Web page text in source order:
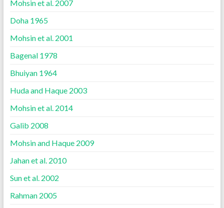
Mohsin et al. 2007
Doha 1965
Mohsin et al. 2001
Bagenal 1978
Bhuiyan 1964
Huda and Haque 2003
Mohsin et al. 2014
Galib 2008
Mohsin and Haque 2009
Jahan et al. 2010
Sun et al. 2002
Rahman 2005